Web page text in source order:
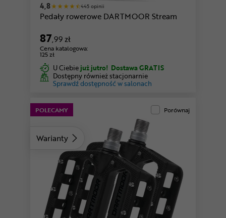
4,8 445 opinii
Pedały rowerowe DARTMOOR Stream
87,99 zł
Cena katalogowa:
125 zł
U Ciebie już jutro! Dostawa GRATIS
Dostępny również stacjonarnie
Sprawdź dostępność w salonach
Warianty
POLECAMY Porównaj